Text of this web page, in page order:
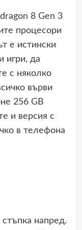
8 Gen 3
процесори
е истински
игри, да
с няколко
върви
256 GB
и версия с
в телефона
напред.